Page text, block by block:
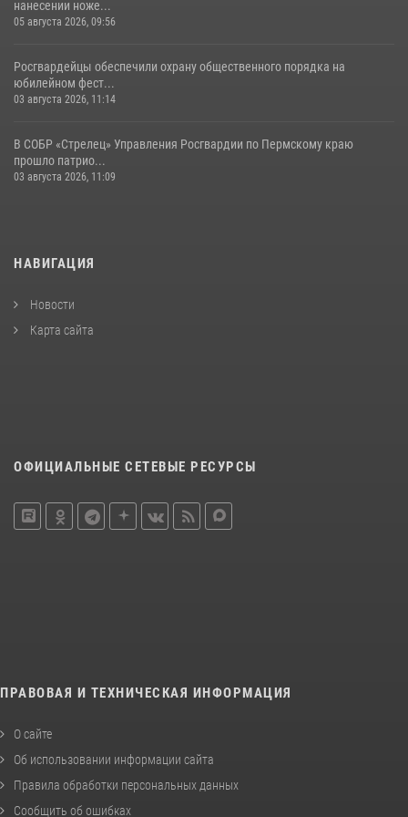
нанесении ноже...
05 августа 2026, 09:56
Росгвардейцы обеспечили охрану общественного порядка на
юбилейном фест...
03 августа 2026, 11:14
В СОБР «Стрелец» Управления Росгвардии по Пермскому краю
прошло патрио...
03 августа 2026, 11:09
НАВИГАЦИЯ
Новости
Карта сайта
ОФИЦИАЛЬНЫЕ СЕТЕВЫЕ РЕСУРСЫ
ПРАВОВАЯ И ТЕХНИЧЕСКАЯ ИНФОРМАЦИЯ
О сайте
Об использовании информации сайта
Правила обработки персональных данных
Сообщить об ошибках